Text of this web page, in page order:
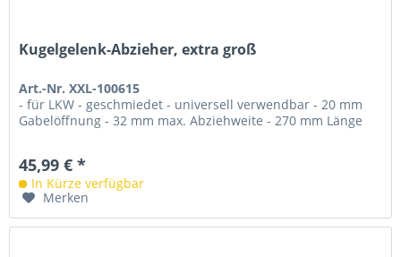
Kugelgelenk-Abzieher, extra groß
Art.-Nr. XXL-100615
- für LKW - geschmiedet - universell verwendbar - 20 mm
Gabelöffnung - 32 mm max. Abziehweite - 270 mm Länge
45,99 € *
In Kürze verfügbar
Merken